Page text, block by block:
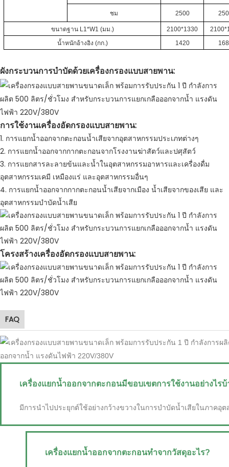
ชม 2500
ขนาดฐาน L1*W1 (มม.) 2100*1330
น้ำหนักอ้างอิง (กก.)
1420
ผังกระบวนการบำบัดด้วยเครื่องกรองแบบสายพาน:
การใช้งานเครื่องอัดกรองแบบสายพาน:
1. การแยกน้ำออกจากตะกอนน้ำเสียจากอุตสาหกรรมประเภทต่างๆ
2. การแยกน้ำออกจากกากตะกอนจากโรงงานฆ่าสัตว์และปศุสัตว์
3. การแยกสารละลายข้นและน้ำในอุตสาหกรรมอาหารและเครื่องดื่ม
อุตสาหกรรมเคมี เหมืองแร่ และอุตสาหกรรมอื่นๆ
4. การแยกน้ำออกจากกากตะกอนน้ำเสียจากเมือง น้ำเสียจากของเสีย และ
อุตสาหกรรมบำบัดน้ำเสีย
โครงสร้างเครื่องอัดกรองแบบสายพาน:
FAQ
เครื่องแยกน้ำออกจากตะกอนมีขอบเขตการใช้งานอย่างไรบ้
มีการนำไปประยุกต์ใช้อย่างกว้างขวางในการบำบัดน้ำเสียในภาคอุ
เครื่องแยกน้ำออกจากตะกอนทำจากวัสดุอะไร?